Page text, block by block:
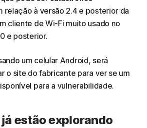
relação à versão 2.4 e posterior da
cliente de Wi-Fi muito usado no
e posterior.
um celular Android, será
o site do fabricante para ver se um
para a vulnerabilidade.
estão explorando